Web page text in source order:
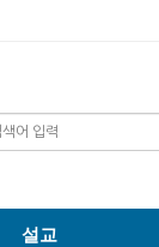
설교